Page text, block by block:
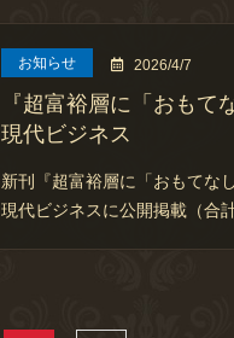
お知らせ 2026/4/7
『超富裕層に「おもて
現代ビジネス
新刊『超富裕層に「おもてな
現代ビジネスに公開掲載（合